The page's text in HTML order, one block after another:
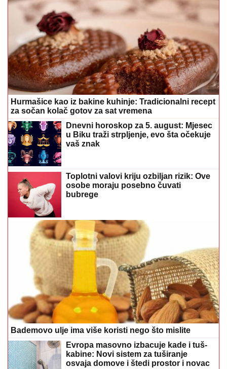
Hurmašice kao iz bakine kuhinje: Tradicionalni recept
za sočan kolač gotov za sat vremena
Dnevni horoskop za 5. august: Mjesec
u Biku traži strpljenje, evo šta očekuje
vaš znak
Toplotni valovi kriju ozbiljan rizik: Ove
osobe moraju posebno čuvati
bubrege
Bademovo ulje ima više koristi nego što mislite
Evropa masovno izbacuje kade i tuš-
kabine: Novi sistem za tuširanje
osvaja domove i štedi prostor i novac